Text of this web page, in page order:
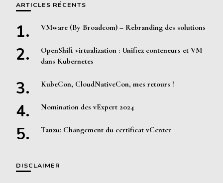
ARTICLES RÉCENTS
VMware (By Broadcom) – Rebranding des solutions
OpenShift virtualization : Unifiez conteneurs et VM
dans Kubernetes
KubeCon, CloudNativeCon, mes retours !
Nomination des vExpert 2024
Tanzu: Changement du certificat vCenter
DISCLAIMER